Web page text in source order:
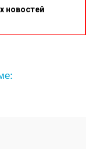
новостей